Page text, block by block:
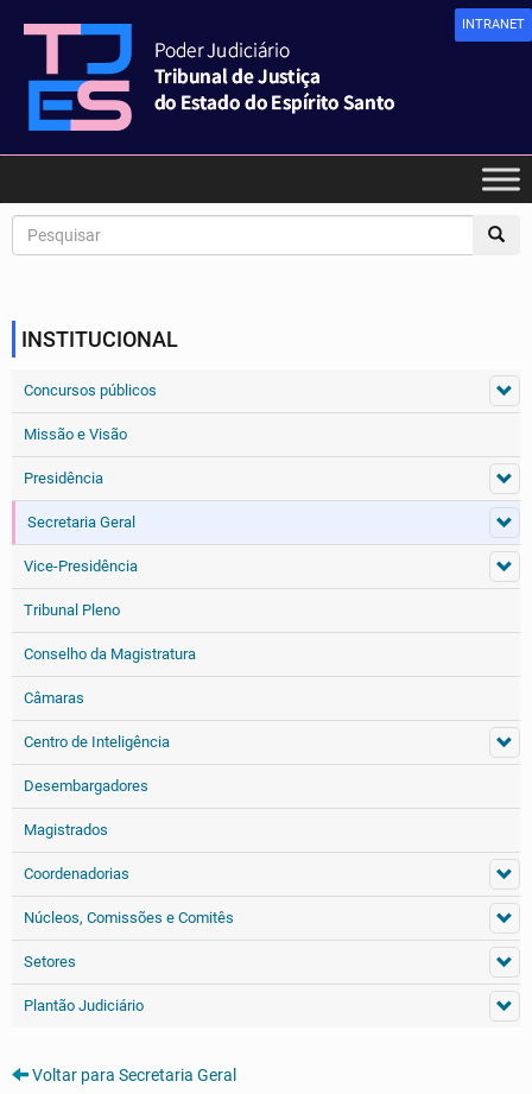
INTRANET
INSTITUCIONAL
Concursos públicos
Missão e Visão
Presidência
Secretaria Geral
Vice-Presidência
Tribunal Pleno
Conselho da Magistratura
Câmaras
Centro de Inteligência
Desembargadores
Magistrados
Coordenadorias
Núcleos, Comissões e Comitês
Setores
Plantão Judiciário
Voltar para Secretaria Geral